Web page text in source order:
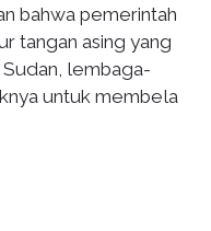
bahwa pemerintah
tangan asing yang
lembaga-
untuk membela